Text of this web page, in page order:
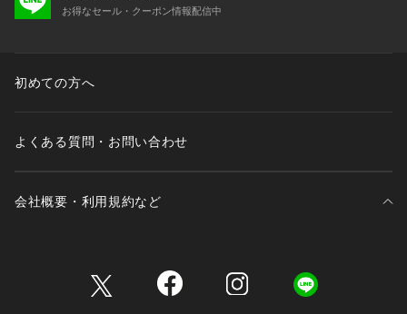
お得なセール・クーポン情報配信中
初めての方へ
よくある質問・お問い合わせ
会社概要・利用規約など